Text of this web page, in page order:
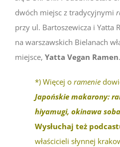
dwóch miejsc z tradycyjnymi
przy ul. Bartoszewicza i Yatta
na warszawskich Bielanach
miejsce, Yatta Vegan Ramen.
*) Więcej o ramenie
Japońskie makarony:
hiyamugi, okinawa
Wysłuchaj też
właścicieli słynnej